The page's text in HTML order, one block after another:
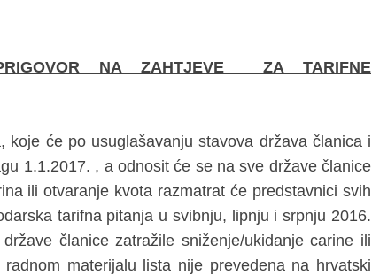
NA ZAHTJEVE ZA TARIFNE
koje će po usuglašavanju stavova država članica i
1.1.2017. , a odnosit će se na sve države članice
ili otvaranje kvota razmatrat će predstavnici svih
tarifna pitanja u svibnju, lipnju i srpnju 2016.
članice zatražile sniženje/ukidanje carine ili
materijalu lista nije prevedena na hrvatski